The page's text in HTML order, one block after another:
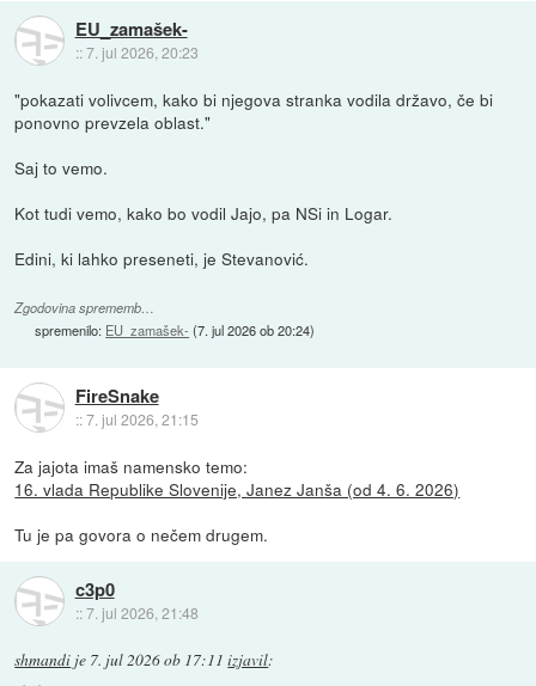
EU_zamašek-
::7. jul 2026, 20:23
"pokazati volivcem, kako bi njegova stranka vodila državo, če bi
ponovno prevzela oblast."
Saj to vemo.
Kot tudi vemo, kako bo vodil Jajo, pa NSi in Logar.
Edini, ki lahko preseneti, je Stevanović.
Zgodovina sprememb…
spremenilo: EU_zamašek- (7. jul 2026 ob 20:24)
FireSnake
::7. jul 2026, 21:15
Za jajota imaš namensko temo:
16. vlada Republike Slovenije, Janez Janša (od 4. 6. 2026)
Tu je pa govora o nečem drugem.
c3p0
::7. jul 2026, 21:48
shmandi je 7. jul 2026 ob 17:11 izjavil: